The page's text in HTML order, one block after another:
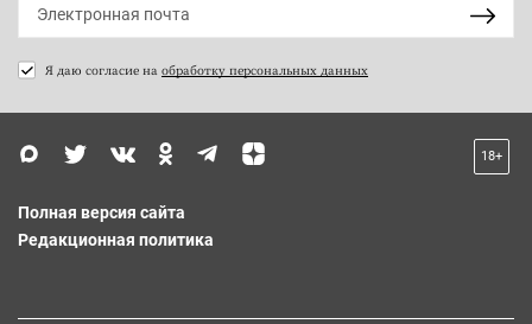
Я даю согласие на обработку персональных данных
18+
Полная версия сайта
Редакционная политика